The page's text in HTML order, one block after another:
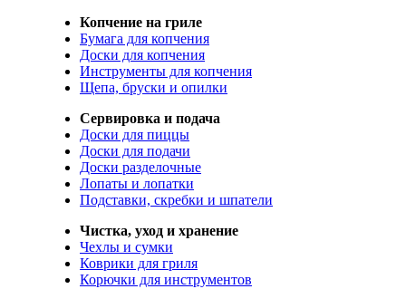
Копчение на гриле
Бумага для копчения
Доски для копчения
Инструменты для копчения
Щепа, бруски и опилки
Сервировка и подача
Доски для пиццы
Доски для подачи
Доски разделочные
Лопаты и лопатки
Подставки, скребки и шпатели
Чистка, уход и хранение
Чехлы и сумки
Коврики для гриля
Корючки для инструментов